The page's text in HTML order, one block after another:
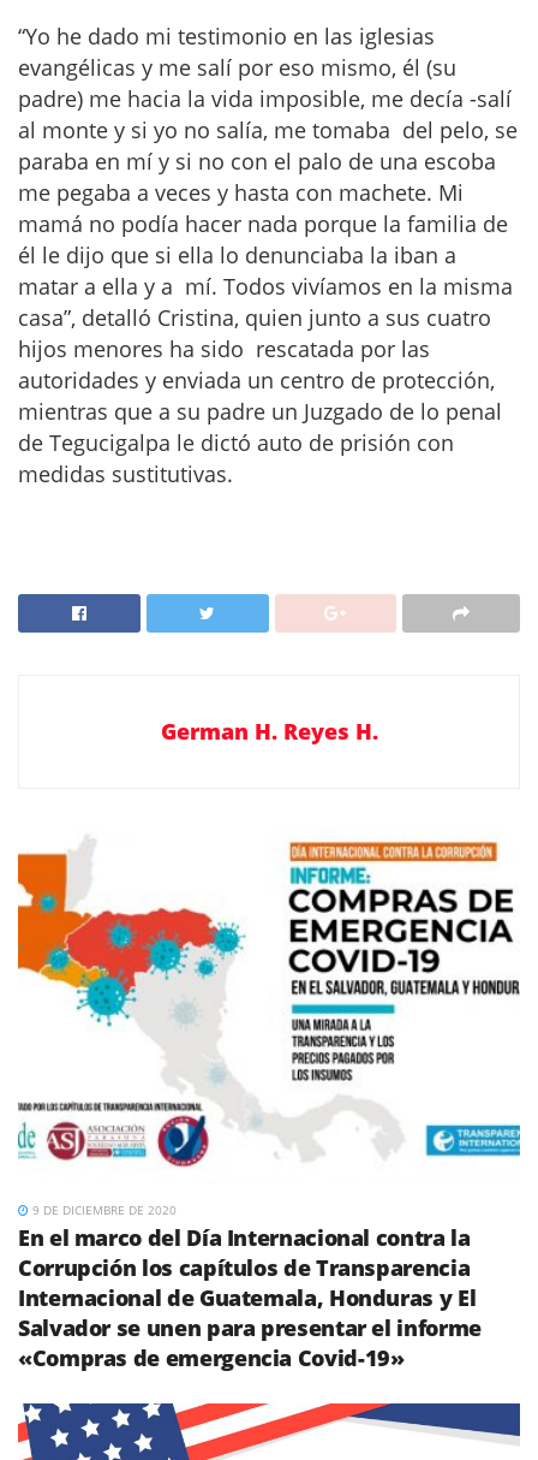
“Yo he dado mi testimonio en las iglesias
evangélicas y me salí por eso mismo, él (su
padre) me hacia la vida imposible, me decía -salí
al monte y si yo no salía, me tomaba del pelo, se
paraba en mí y si no con el palo de una escoba
me pegaba a veces y hasta con machete. Mi
mamá no podía hacer nada porque la familia de
él le dijo que si ella lo denunciaba la iban a
matar a ella y a mí. Todos vivíamos en la misma
casa”, detalló Cristina, quien junto a sus cuatro
hijos menores ha sido rescatada por las
autoridades y enviada un centro de protección,
mientras que a su padre un Juzgado de lo penal
de Tegucigalpa le dictó auto de prisión con
medidas sustitutivas.
German H. Reyes H.
9 DE DICIEMBRE DE 2020
En el marco del Día Internacional contra la
Corrupción los capítulos de Transparencia
Internacional de Guatemala, Honduras y El
Salvador se unen para presentar el informe
«Compras de emergencia Covid-19»